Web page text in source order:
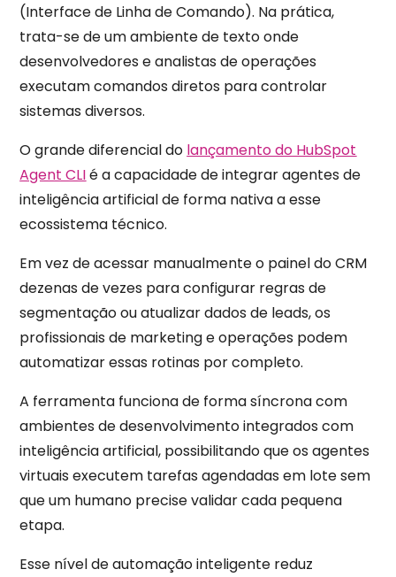
(Interface de Linha de Comando). Na prática,
trata-se de um ambiente de texto onde
desenvolvedores e analistas de operações
executam comandos diretos para controlar
sistemas diversos.
O grande diferencial do lançamento do HubSpot
Agent CLIé a capacidade de integrar agentes de
inteligência artificial de forma nativa a esse
ecossistema técnico.
Em vez de acessar manualmente o painel do CRM
dezenas de vezes para configurar regras de
segmentação ou atualizar dados de leads, os
profissionais de marketing e operações podem
automatizar essas rotinas por completo.
A ferramenta funciona de forma síncrona com
ambientes de desenvolvimento integrados com
inteligência artificial, possibilitando que os agentes
virtuais executem tarefas agendadas em lote sem
que um humano precise validar cada pequena
etapa.
Esse nível de automação inteligente reduz